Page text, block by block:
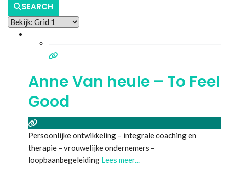
SEARCH
Anne Van heule – To Feel
Good
Persoonlijke ontwikkeling – integrale coaching en
therapie – vrouwelijke ondernemers –
loopbaanbegeleiding Lees meer...